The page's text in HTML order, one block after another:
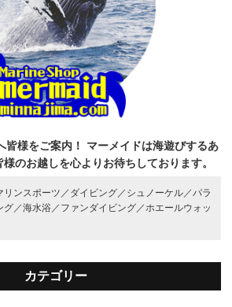
皆様をご案内！
マーメイドは海遊びするあ
様のお越しを心よりお待ちしております。
ンスポーツ／ ダイビング／ シュノーケル／ パラ
グ／海水浴／ ファンダイビング／ ホエールウォッ
カテゴリー